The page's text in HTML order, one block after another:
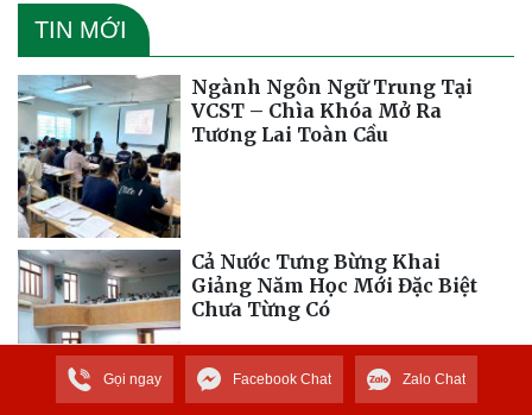
TIN MỚI
Ngành Ngôn Ngữ Trung Tại
VCST – Chìa Khóa Mở Ra
Tương Lai Toàn Cầu
Cả Nước Tưng Bừng Khai
Giảng Năm Học Mới Đặc Biệt
Chưa Từng Có
Gọi ngay Facebook Chat Zalo Chat